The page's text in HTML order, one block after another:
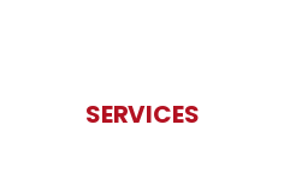
SERVICES